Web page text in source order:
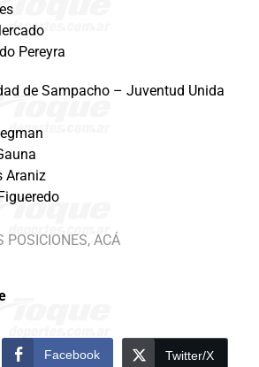
Pereyra
de Sampacho – Juventud Unida
Araniz
POSICIONES, ACÁ
Facebook Twitter/X